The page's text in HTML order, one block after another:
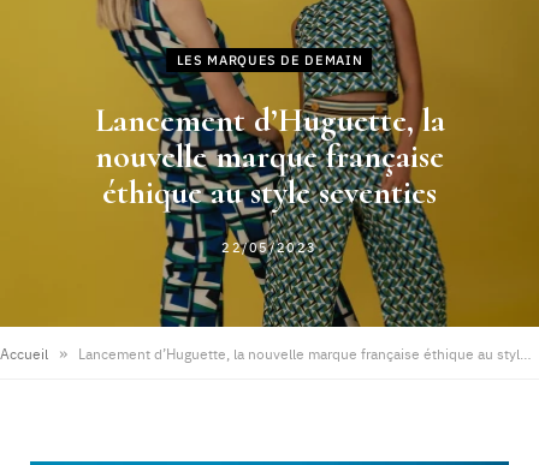
LES MARQUES DE DEMAIN
Lancement d’Huguette, la
nouvelle marque française
éthique au style seventies
22/05/2023
Accueil »